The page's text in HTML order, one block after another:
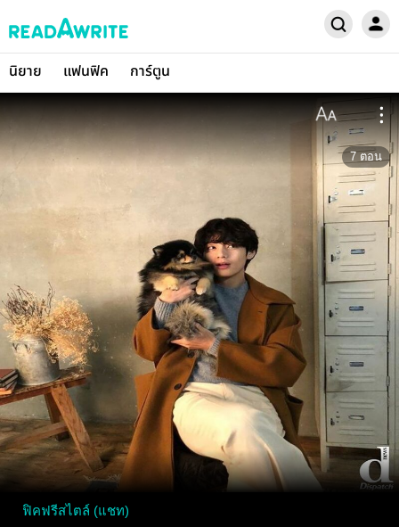
นิยาย แฟนฟิค การ์ตูน
7 ตอน
ฟิคฟรีสไตล์ (แชท)